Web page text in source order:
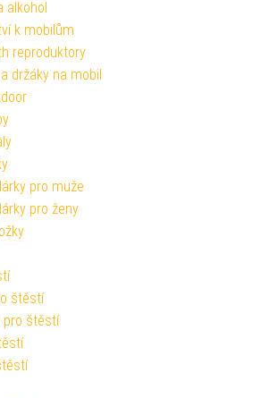
alkohol
k mobilům
reproduktory
držáky na mobil
pro muže
pro ženy
štěstí
pro štěstí